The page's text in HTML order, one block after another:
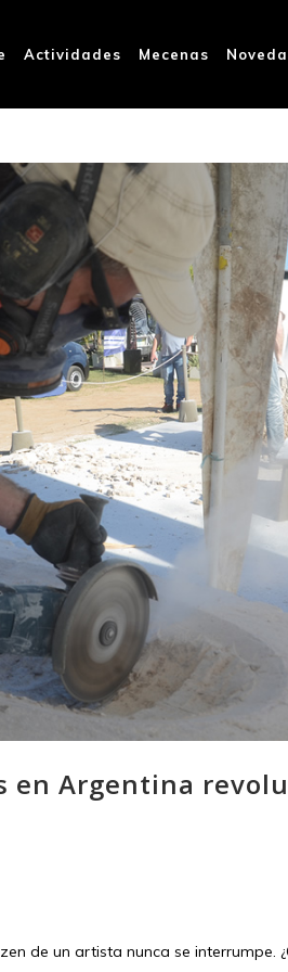
Actividades Mecenas
Argentina
de un artista nunca se interrumpe.